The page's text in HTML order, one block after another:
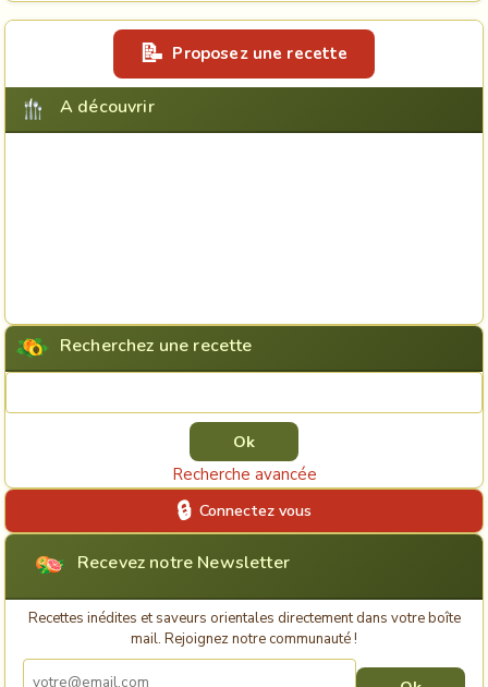
Proposez une recette
A découvrir
Recherchez une recette
Recherche avancée
Connectez vous
Recevez notre Newsletter
Recettes inédites et saveurs orientales directement dans votre boîte
mail. Rejoignez notre communauté !